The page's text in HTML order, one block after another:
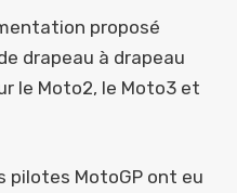
proposé
drapeau à drapeau
le Moto2, le Moto3 et
pilotes MotoGP ont eu